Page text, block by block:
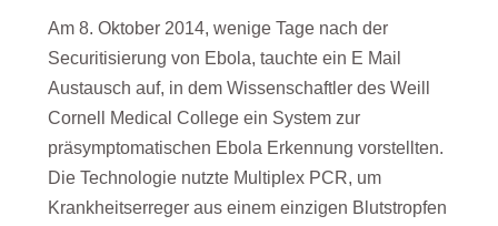
Am 8. Oktober 2014, wenige Tage nach der
Securitisierung von Ebola, tauchte ein E Mail
Austausch auf, in dem Wissenschaftler des Weill
Cornell Medical College ein System zur
präsymptomatischen Ebola Erkennung vorstellten.
Die Technologie nutzte Multiplex PCR, um
Krankheitserreger aus einem einzigen Blutstropfen